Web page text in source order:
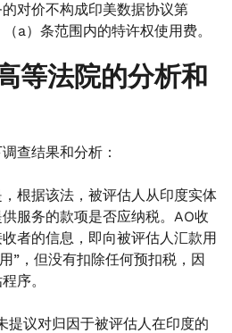
对价不构成印美数据协议第
a）条范围内的特许权使用费。
等法院的分析和
查结果和分析：
根据该法，被评估人从印度实体
服务的款项是否应纳税。AO收
者的信息，即向被评估人汇款用
”，但没有扣除任何预扣税，因
序。
提议对归因于被评估人在印度的